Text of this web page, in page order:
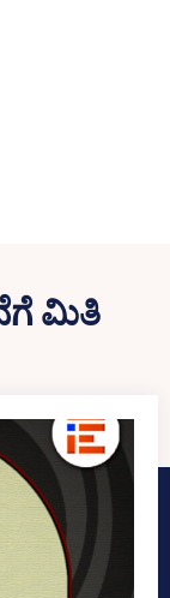
ಮಿತಿ